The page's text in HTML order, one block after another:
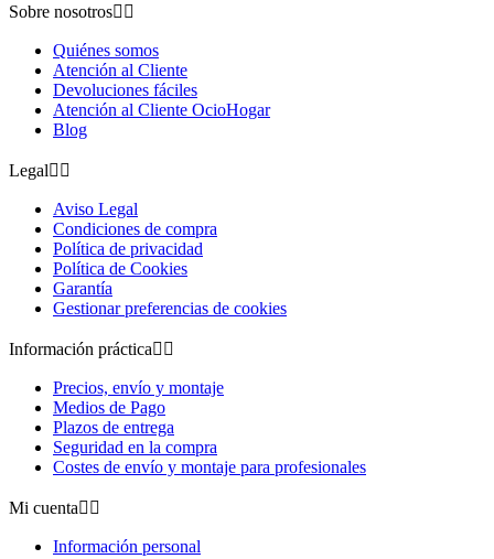
Sobre nosotros 
Quiénes somos
Atención al Cliente
Devoluciones fáciles
Atención al Cliente OcioHogar
Blog
Legal 
Aviso Legal
Condiciones de compra
Política de privacidad
Política de Cookies
Garantía
Gestionar preferencias de cookies
Información práctica 
Precios, envío y montaje
Medios de Pago
Plazos de entrega
Seguridad en la compra
Costes de envío y montaje para profesionales
Mi cuenta 
Información personal